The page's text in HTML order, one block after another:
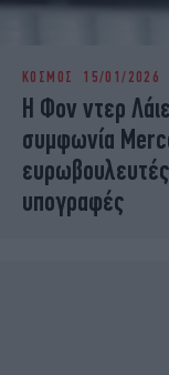
ΚΟΣΜΟΣ 15/01/2026
Η Φον ντερ
συμφωνία
υπογραφές